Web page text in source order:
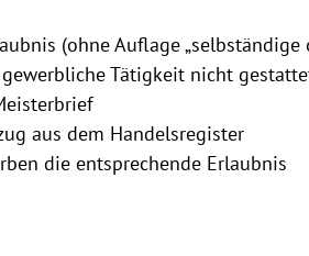
(ohne Auflage „selbständige
Tätigkeit nicht
aus dem Handelsregister
die entsprechende Erlaubnis